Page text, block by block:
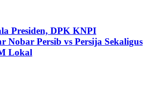
Presiden, DPK KNPI
Nobar Persib vs Persija Sekaligus
Lokal